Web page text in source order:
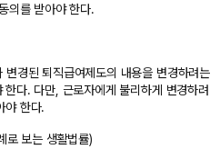
의를 받아야 한다.
경된 퇴직급여제도의 내용을 변경하려는
다. 다만, 근로자에게 불리하게 변경하려
야 한다.
로 보는 생활법률)